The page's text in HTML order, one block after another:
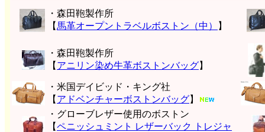
・森田鞄製作所
【 馬革オープントラベルボストン（中） 】
・森田鞄製作所
【 アニリン染め牛革ボストンバッグ】
・米国デイビッド・キング社
【 アドベンチャーボストンバッグ】
・グローブレザー使用のボストン
【ペニッシュミント レザーバック トレジャ